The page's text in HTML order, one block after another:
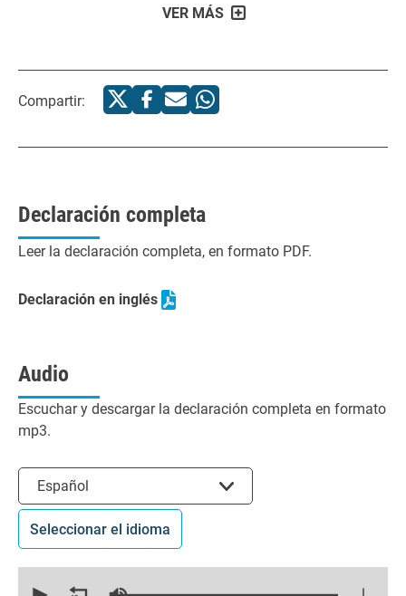
VER MÁS
Compartir:
Declaración completa
Leer la declaración completa, en formato PDF.
Declaración en inglés
Audio
Escuchar y descargar la declaración completa en formato
mp3.
Seleccionar el idioma
Español
Seleccionar el idioma
seconds